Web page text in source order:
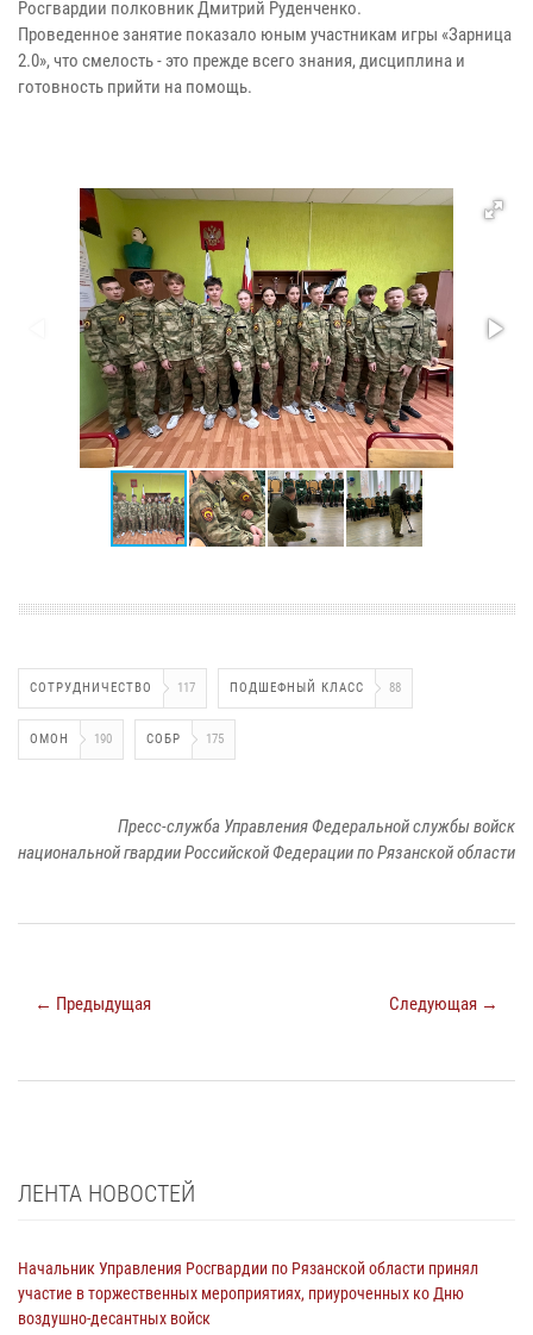
Росгвардии полковник Дмитрий Руденченко.
Проведенное занятие показало юным участникам игры «Зарница
2.0», что смелость - это прежде всего знания, дисциплина и
готовность прийти на помощь.
СОТРУДНИЧЕСТВО 117 ПОДШЕФНЫЙ КЛАСС 88
ОМОН 190 СОБР 175
Пресс-служба Управления Федеральной службы войск
национальной гвардии Российской Федерации по Рязанской области
← Предыдущая Следующая →
ЛЕНТА НОВОСТЕЙ
Начальник Управления Росгвардии по Рязанской области принял
участие в торжественных мероприятиях, приуроченных ко Дню
воздушно-десантных войск